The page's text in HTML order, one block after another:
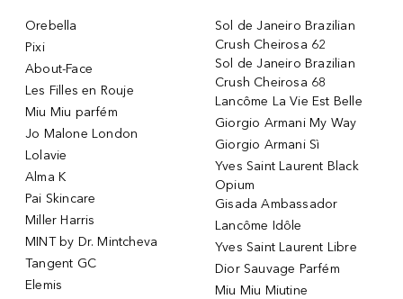
Orebella
Pixi
About-Face
Les Filles en Rouje
Miu Miu parfém
Jo Malone London
Lolavie
Alma K
Pai Skincare
Miller Harris
MINT by Dr. Mintcheva
Tangent GC
Elemis
Sol de Janeiro Brazilian
Crush Cheirosa 62
Sol de Janeiro Brazilian
Crush Cheirosa 68
Lancôme La Vie Est Belle
Giorgio Armani My Way
Giorgio Armani Sì
Yves Saint Laurent Black
Opium
Gisada Ambassador
Lancôme Idôle
Yves Saint Laurent Libre
Dior Sauvage Parfém
Miu Miu Miutine